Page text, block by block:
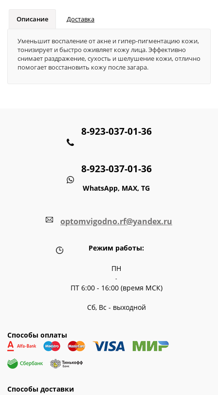
Описание Доставка
Уменьшит воспаление от акне и гипер-пигментацию кожи,
тонизирует и быстро оживляет кожу лица. Эффективно
снимает раздражение, сухость и шелушение кожи, отлично
помогает восстановить кожу после загара.
8-923-037-01-36
8-923-037-01-36
WhatsApp, MAX, TG
optomvigodno.rf@yandex.ru
Режим работы:
ПН
-
ПТ 6:00 - 16:00 (время МСК)
Сб, Вс - выходной
Способы оплаты
Способы доставки